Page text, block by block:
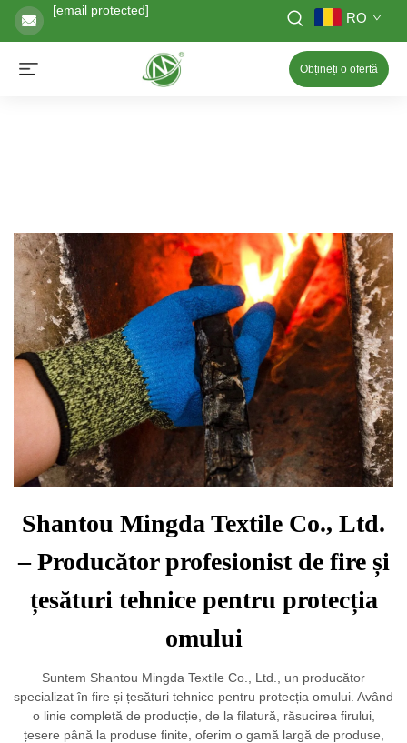
[email protected] RO
Obțineți o ofertă
Shantou Mingda Textile Co., Ltd.
– Producător profesionist de fire și
țesături tehnice pentru protecția
omului
Suntem Shantou Mingda Textile Co., Ltd., un producător
specializat în fire și țesături tehnice pentru protecția omului. Având
o linie completă de producție, de la filatură, răsucirea firului,
țesere până la produse finite, oferim o gamă largă de produse,